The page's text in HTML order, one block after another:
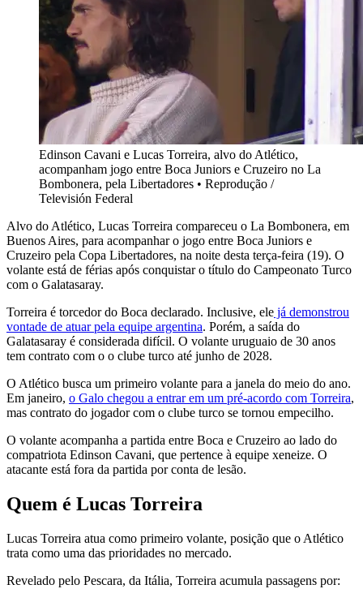
Edinson Cavani e Lucas Torreira, alvo do Atlético,
acompanham jogo entre Boca Juniors e Cruzeiro no La
Bombonera, pela Libertadores • Reprodução /
Televisión Federal
Alvo do Atlético, Lucas Torreira compareceu o La Bombonera, em
Buenos Aires, para acompanhar o jogo entre Boca Juniors e
Cruzeiro pela Copa Libertadores, na noite desta terça-feira (19). O
volante está de férias após conquistar o título do Campeonato Turco
com o Galatasaray.
Torreira é torcedor do Boca declarado. Inclusive, ele já demonstrou
vontade de atuar pela equipe argentina. Porém, a saída do
Galatasaray é considerada difícil. O volante uruguaio de 30 anos
tem contrato com o o clube turco até junho de 2028.
O Atlético busca um primeiro volante para a janela do meio do ano.
Em janeiro, o Galo chegou a entrar em um pré-acordo com Torreira,
mas contrato do jogador com o clube turco se tornou empecilho.
O volante acompanha a partida entre Boca e Cruzeiro ao lado do
compatriota Edinson Cavani, que pertence à equipe xeneize. O
atacante está fora da partida por conta de lesão.
Quem é Lucas Torreira
Lucas Torreira atua como primeiro volante, posição que o Atlético
trata como uma das prioridades no mercado.
Revelado pelo Pescara, da Itália, Torreira acumula passagens por: